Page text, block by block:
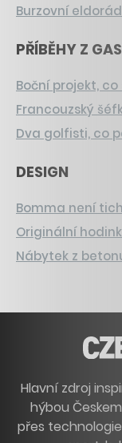
Burzovní
PŘÍBĚHY Z
Boční projekt,
Francouzský
Dva golfisti, co
DESIGN
Bomma není
Originální
Nábytek z
Hlavní zdroj
hýbou
přes